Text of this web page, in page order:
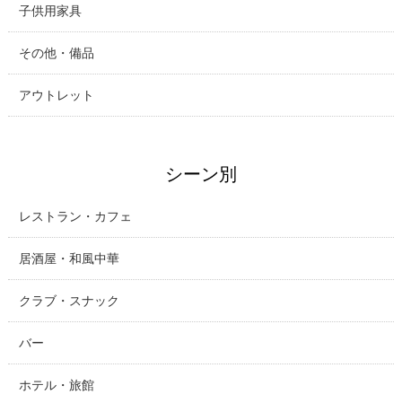
子供用家具
その他・備品
アウトレット
シーン別
レストラン・カフェ
居酒屋・和風中華
クラブ・スナック
バー
ホテル・旅館